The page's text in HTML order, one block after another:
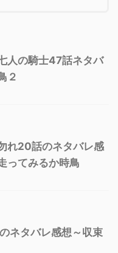
人の騎士47話ネタバ
２
れ20話のネタバレ感
ってみるか時鳥
ネタバレ感想～収束